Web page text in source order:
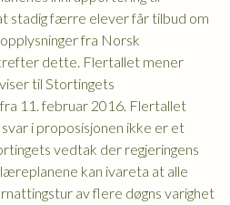
stadig færre elever får tilbud om
fra Norsk
dette. Flertallet mener
til Stortingets
11. februar 2016. Flertallet
i proposisjonen ikke er et
vedtak der regjeringens
kan ivareta at alle
av flere døgns varighet